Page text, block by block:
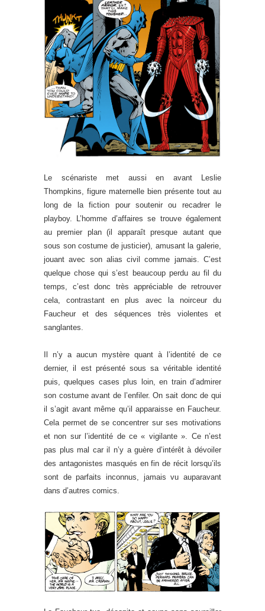
Le scénariste met aussi en avant Leslie
Thompkins, figure maternelle bien présente tout au
long de la fiction pour soutenir ou recadrer le
playboy. L’homme d’affaires se trouve également
au premier plan (il apparaît presque autant que
sous son costume de justicier), amusant la galerie,
jouant avec son alias civil comme jamais. C’est
quelque chose qui s’est beaucoup perdu au fil du
temps, c’est donc très appréciable de retrouver
cela, contrastant en plus avec la noirceur du
Faucheur et des séquences très violentes et
sanglantes.
Il n’y a aucun mystère quant à l’identité de ce
dernier, il est présenté sous sa véritable identité
puis, quelques cases plus loin, en train d’admirer
son costume avant de l’enfiler. On sait donc de qui
il s’agit avant même qu’il apparaisse en Faucheur.
Cela permet de se concentrer sur ses motivations
et non sur l’identité de ce « vigilante ». Ce n’est
pas plus mal car il n’y a guère d’intérêt à dévoiler
des antagonistes masqués en fin de récit lorsqu’ils
sont de parfaits inconnus, jamais vu auparavant
dans d’autres comics.